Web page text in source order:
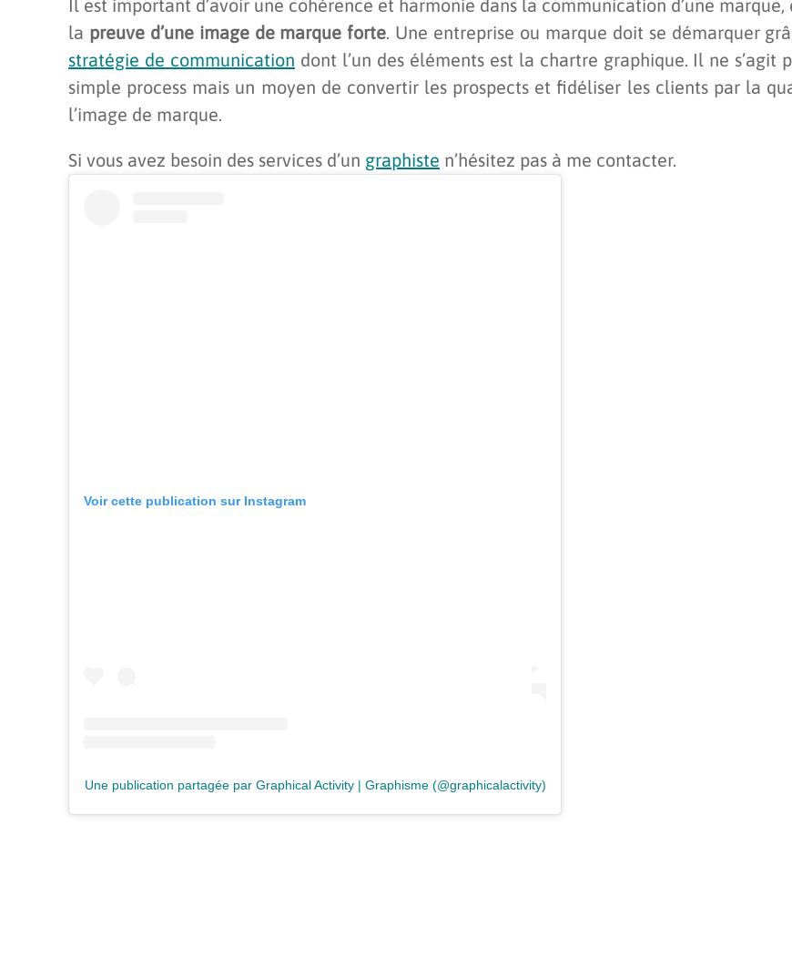
Il est important d’avoir une cohérence et harmonie dans la communication d’une marque,
la preuve d’une image de marque forte. Une entreprise ou marque doit se démarquer
stratégie de communication dont l’un des éléments est la chartre graphique. Il ne s’agit
simple process mais un moyen de convertir les prospects et fidéliser les clients par la
l’image de marque.
Si vous avez besoin des services d’un graphiste n’hésitez pas à me contacter.
Voir cette publication sur Instagram
Une publication partagée par Graphical Activity | Graphisme (@graphicalactivity)